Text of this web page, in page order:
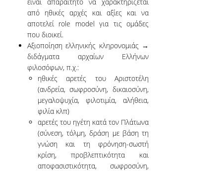
ΜΕΛΗ ΔΕΠ
ΕΠΙΤΙΜΟΙ ΔΙΔΑΚΤΟΡΕΣ
ΜΕΛΗ Ε.ΔΙ.Π.
ΜΕΛΗ Ε.Τ.Ε.Π.
ΔΙΑΣΦΑΛΙΣΗ
ΠΟΙΟΤΗΤΑΣ
ΠΟΛΙΤΙΚΗ
ΠΟΙΟΤΗΤΑΣ
από ηθικές αρχές και αξίες και να
αποτελεί role model για τις ομάδες
που διοικεί.
Αξιοποίηση ελληνικής κληρονομιάς →
διδάγματα αρχαίων Ελλήνων
φιλοσόφων, π.χ.:
ηθικές αρετές του Αριστοτέλη
(ανδρεία, σωφροσύνη, δικαιοσύνη,
μεγαλοψυχία, φιλοτιμία, αλήθεια,
φιλία κλπ)
αρετές του ηγέτη κατά τον Πλάτωνα
(σύνεση, τόλμη, δράση με βάση τη
γνώση και τη φρόνηση-σωστή
κρίση, προβλεπτικότητα και
αποφασιστικότητα, σωφροσύνη,